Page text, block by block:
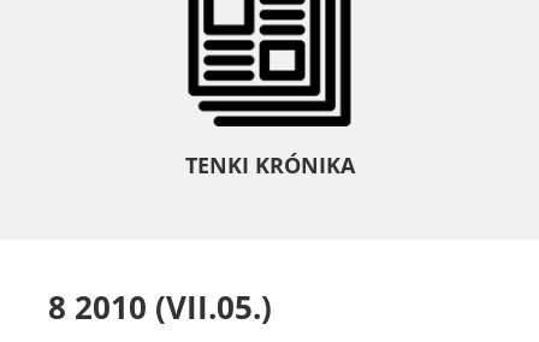
TENKI KRÓNIKA
8 2010 (VII.05.)